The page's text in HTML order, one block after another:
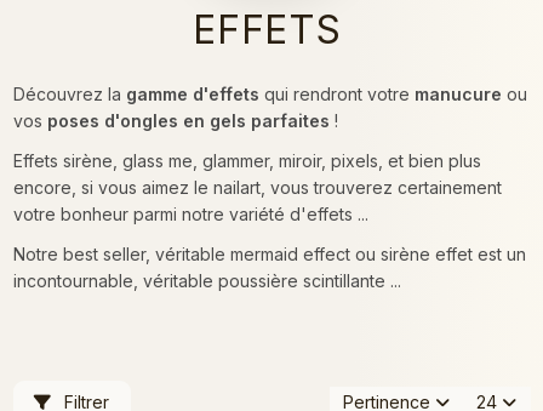
EFFETS
Découvrez la gamme d'effets qui rendront votre manucure ou
vos poses d'ongles en gels parfaites !
Effets sirène, glass me, glammer, miroir, pixels, et bien plus
encore, si vous aimez le nailart, vous trouverez certainement
votre bonheur parmi notre variété d'effets ...
Notre best seller, véritable mermaid effect ou sirène effet est un
incontournable, véritable poussière scintillante ...
Filtrer Pertinence 24